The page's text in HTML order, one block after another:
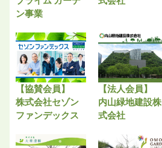
ン事業
【協賛会員】
株式会社セゾン
ファンデックス
【法人会員】
内山緑地建設株
式会社